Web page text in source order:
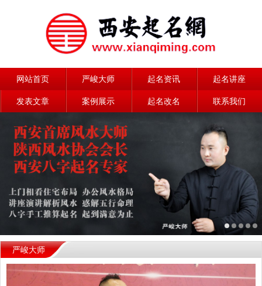
网站首页 严峻大师 起名资讯 起名讲座
发表文章 案例展示 起名改名 联系我们
严峻大师